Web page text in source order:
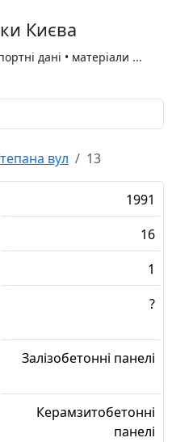
Києва
дані • матеріали ...
вул 13
1991
16
1
?
Залізобетонні панелі
Керамзитобетонні
панелі